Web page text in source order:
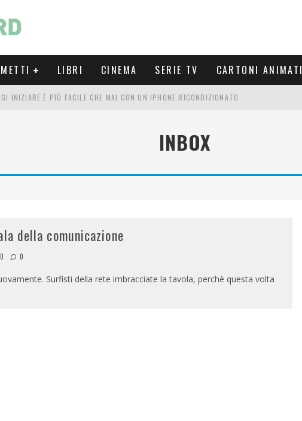
LIBRI CINEMA SERIE TV CARTONI ANIMATI
INIZIARE È PIÙ FACILE CHE MAI CON UN IPHONE RICONDIZIONATO
INBOX
della comunicazione
0
Surfisti della rete imbracciate la tavola, perchè questa volta